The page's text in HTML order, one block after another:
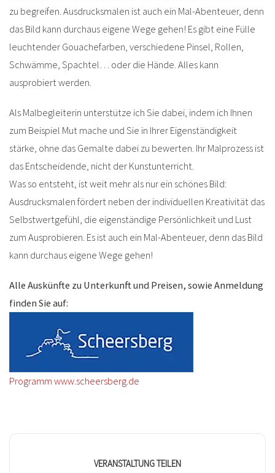
zu begreifen. Ausdrucksmalen ist auch ein Mal-Abenteuer, denn
das Bild kann durchaus eigene Wege gehen! Es gibt eine Fülle
leuchtender Gouachefarben, verschiedene Pinsel, Rollen,
Schwämme, Spachtel… oder die Hände. Alles kann
ausprobiert werden.
Als Malbegleiterin unterstütze ich Sie dabei, indem ich Ihnen
zum Beispiel Mut mache und Sie in Ihrer Eigenständigkeit
stärke, ohne das Gemalte dabei zu bewerten. Ihr Malprozess ist
das Entscheidende, nicht der Kunstunterricht.
Was so entsteht, ist weit mehr als nur ein schönes Bild:
Ausdrucksmalen fördert neben der individuellen Kreativität das
Selbstwertgefühl, die eigenständige Persönlichkeit und Lust
zum Ausprobieren. Es ist auch ein Mal-Abenteuer, denn das Bild
kann durchaus eigene Wege gehen!
Alle Auskünfte zu Unterkunft und Preisen, sowie Anmeldung
finden Sie auf:
Programm www.scheersberg.de
VERANSTALTUNG TEILEN